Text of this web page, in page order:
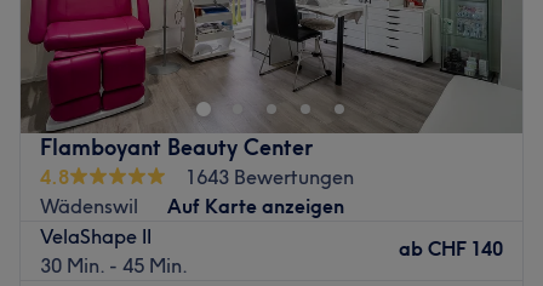
Suchst du nach dem perfekten Ort für deine persönliche
Auszeit, um Körper und Geist etwas Gutes zu tun? Im
wunderschönen STB Beauty Atelier in Horgen erwartet
dich eine Oase der Ruhe und Entspannung, die sich ganz
deiner Schönheit und deinem Wohlbefinden widmet.
Dieser moderne Beauty-Salon bietet eine exzellente
Auswahl an professionellen Behandlungen von
langanhaltender Haarentfernung über tiefenwirksame
Kosmetik bis hin zu wohltuenden Massagen. Direkt in der
Nähe des Sees gelegen, kombiniert das Studio ein
Flamboyant Beauty Center
4.8
1643 Bewertungen
Wädenswil
Auf Karte anzeigen
VelaShape II
30 Min. - 45 Min.
ab CHF 140